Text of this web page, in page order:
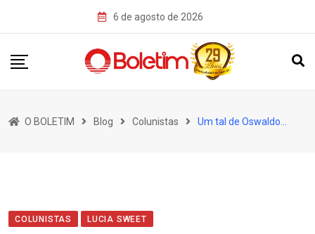
6 de agosto de 2026
O BOLETIM Blog Colunistas Um tal de Oswaldo…
COLUNISTAS LUCIA SWEET